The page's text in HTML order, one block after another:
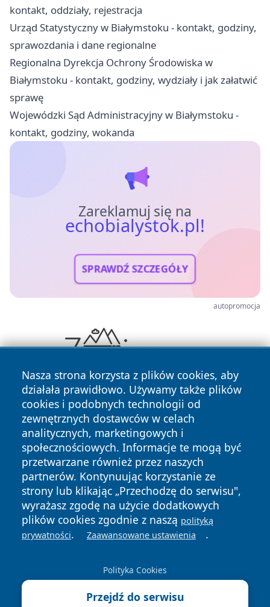
kontakt, oddziały, rejestracja
Urząd Statystyczny w Białymstoku - kontakt, godziny,
sprawozdania i dane regionalne
Regionalna Dyrekcja Ochrony Środowiska w
Białymstoku - kontakt, godziny, wydziały i jak załatwić
sprawę
Wojewódzki Sąd Administracyjny w Białymstoku -
kontakt, godziny, wokanda
Zareklamuj się na
echobialystok.pl!
SPRAWDŹ SZCZEGÓŁY
autopromocja
Nasza strona korzysta z plików cookies, aby
działała prawidłowo. Używamy także plików
cookies i podobnych technologii od
zewnętrznych dostawców w celach
analitycznych, marketingowych i
społecznościowych. Informacje te mogą być
przetwarzane również przez naszych
partnerów. Kontynuując korzystanie ze
strony lub klikając „Przechodzę do serwisu",
wyrażasz zgodę na użycie dodatkowych
plików cookies zgodnie z naszą polityką
prywatności. Zaawansowane ustawienia .
Polityka Cookies
Przejdź do serwisu
Copyright © 2026 echobialystok.pl Wszystkie prawa
zastrzeżone.
News Autorzy
Polityka
Prywatności
Polityka
Cookies